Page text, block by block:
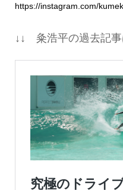
https://instagram.com/
↓↓ 粂浩平の過去記